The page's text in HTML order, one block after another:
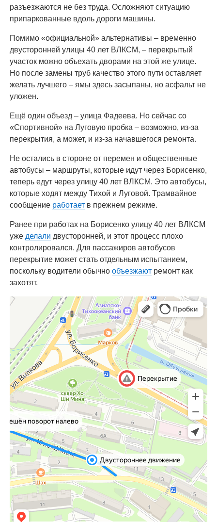
разъезжаются не без труда. Осложняют ситуацию
припаркованные вдоль дороги машины.
Помимо «официальной» альтернативы – временно
двусторонней улицы 40 лет ВЛКСМ, – перекрытый
участок можно объехать дворами на этой же улице.
Но после замены труб качество этого пути оставляет
желать лучшего – ямы здесь засыпаны, но асфальт не
уложен.
Ещё один объезд – улица Фадеева. Но сейчас со
«Спортивной» на Луговую пробка – возможно, из-за
перекрытия, а может, и из-за начавшегося ремонта.
Не остались в стороне от перемен и общественные
автобусы – маршруты, которые идут через Борисенко,
теперь едут через улицу 40 лет ВЛКСМ. Это автобусы,
которые ходят между Тихой и Луговой. Трамвайное
сообщение работает в прежнем режиме.
Ранее при работах на Борисенко улицу 40 лет ВЛКСМ
уже делали двусторонней, и этот процесс плохо
контролировался. Для пассажиров автобусов
перекрытие может стать отдельным испытанием,
поскольку водители обычно объезжают ремонт как
захотят.